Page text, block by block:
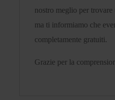
nostro meglio per
ma ti informiamo che
completamente gratuiti.
Grazie per la